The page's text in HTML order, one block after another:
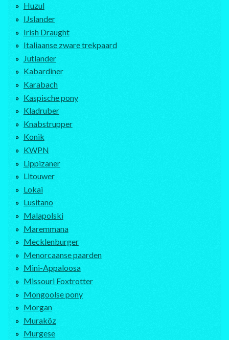
Huzul
IJslander
Irish Draught
Italiaanse zware trekpaard
Jutlander
Kabardiner
Karabach
Kaspische pony
Kladruber
Knabstrupper
Konik
KWPN
Lippizaner
Litouwer
Lokai
Lusitano
Malapolski
Maremmana
Mecklenburger
Menorcaanse paarden
Mini-Appaloosa
Missouri Foxtrotter
Mongoolse pony
Morgan
Muraköz
Murgese